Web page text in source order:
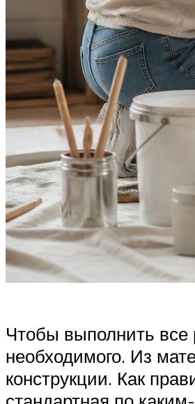
Чтобы выполнить все
необходимого. Из
конструкции. Как